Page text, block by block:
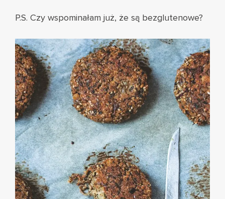
P.S. Czy wspominałam już, że są bezglutenowe?